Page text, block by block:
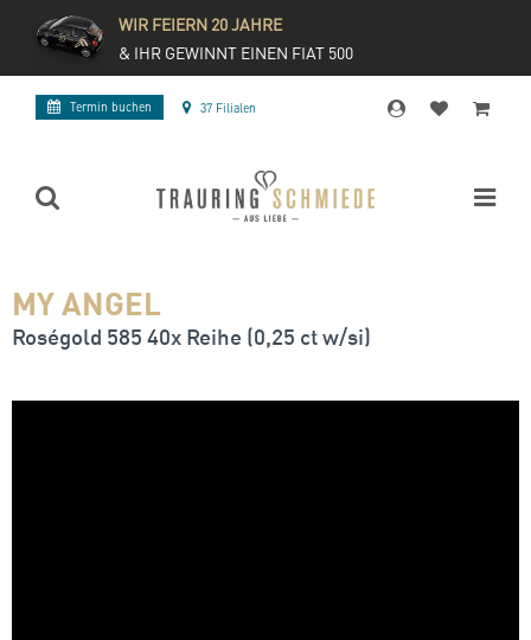
WIR FEIERN 20 JAHRE
& IHR GEWINNT EINEN FIAT 500
Termin buchen 37 Filialen
MY ANGEL
Roségold 585 40x Reihe (0,25 ct w/si)